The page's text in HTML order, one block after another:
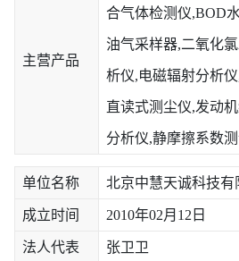
主营产品
合气体检测仪,BOD
油气采样器,二氧化
析仪,电磁辐射分析
直读式测尘仪,发动
分析仪,静摩擦系数
单位名称 北京中慧天诚科技有
成立时间 2010年02月12日
法人代表 张卫卫